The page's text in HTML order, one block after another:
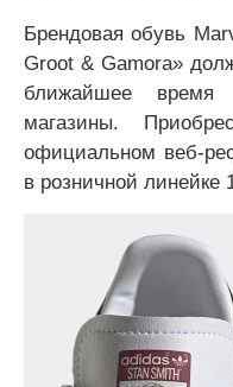
Брендовая обувь
Groot & Gamora»
ближайшее
магазины.
официальном веб-
в розничной линейке